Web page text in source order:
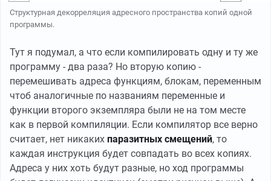
Структурная декорреляция адресного пространства копий одной
программы.
Тут я подумал, а что если компилировать одну и ту же
программу - два раза? Но вторую копию -
перемешивать адреса функциям, блокам, переменным
чтоб аналогичные по названиям переменные и
функции второго экземпляра были не на том месте
как в первой компиляции. Если компилятор все верно
считает, нет никаких паразитных смещений, то
каждая инструкция будет совпадать во всех копиях.
Адреса у них хоть будут разные, но ход программы